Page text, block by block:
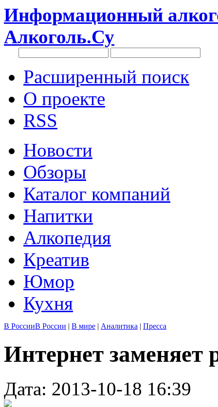
Информационный
Алкоголь.Су
Расширенный поиск
О проекте
RSS
Новости
Обзоры
Каталог компаний
Напитки
Алкопедия
Креатив
Юмор
Кухня
В РоссииВ России | В мире | Аналитика | Пресса
Интернет заменяет
Дата: 2013-10-18 16:39